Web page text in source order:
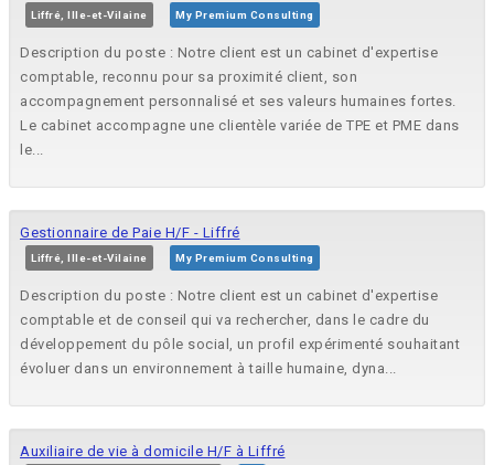
Liffré, Ille-et-Vilaine My Premium Consulting
Description du poste : Notre client est un cabinet d'expertise
comptable, reconnu pour sa proximité client, son
accompagnement personnalisé et ses valeurs humaines fortes.
Le cabinet accompagne une clientèle variée de TPE et PME dans
le...
Gestionnaire de Paie H/F - Liffré
Liffré, Ille-et-Vilaine My Premium Consulting
Description du poste : Notre client est un cabinet d'expertise
comptable et de conseil qui va rechercher, dans le cadre du
développement du pôle social, un profil expérimenté souhaitant
évoluer dans un environnement à taille humaine, dyna...
Auxiliaire de vie à domicile H/F à Liffré